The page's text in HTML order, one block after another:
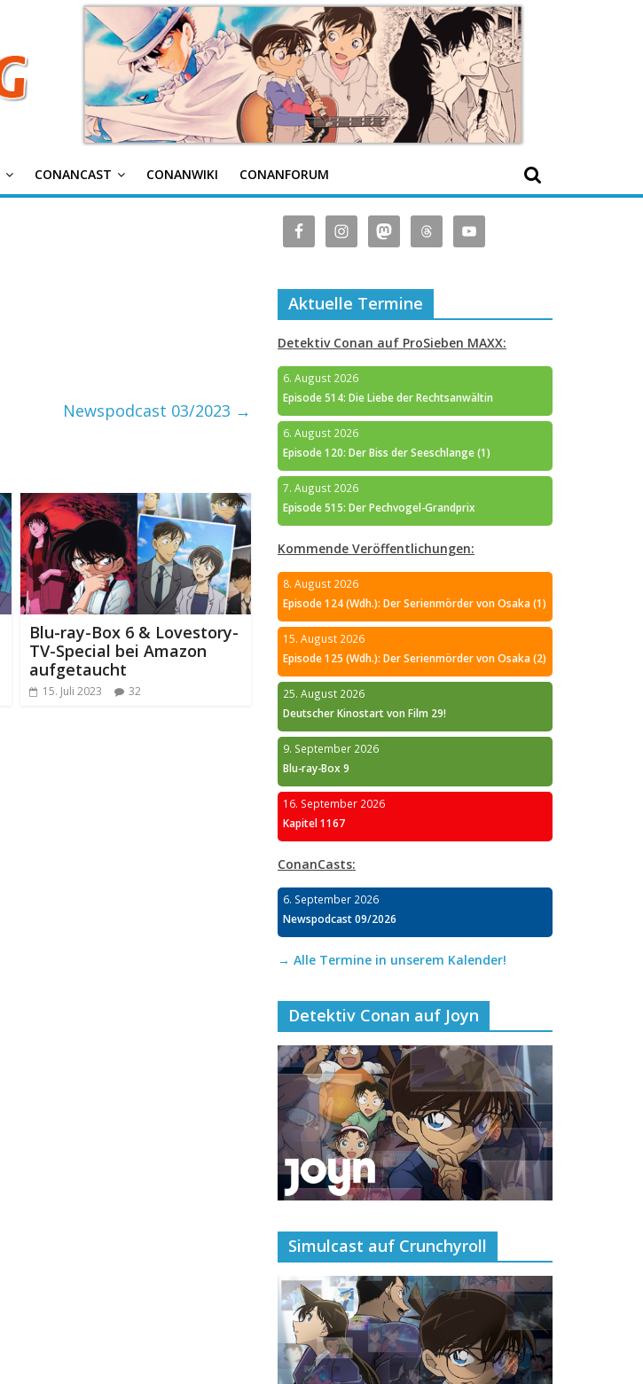
CONANCAST CONANWIKI CONANFORUM
Newspodcast 03/2023 →
Blu-ray-Box 6 & Lovestory-
TV-Special bei Amazon
aufgetaucht
15. Juli 2023 32
Aktuelle Termine
Detektiv Conan auf ProSieben MAXX:
6. August 2026
Episode 514: Die Liebe der Rechtsanwältin
6. August 2026
Episode 120: Der Biss der Seeschlange (1)
7. August 2026
Episode 515: Der Pechvogel-Grandprix
Kommende Veröffentlichungen:
8. August 2026
Episode 124 (Wdh.): Der Serienmörder von Osaka (1)
15. August 2026
Episode 125 (Wdh.): Der Serienmörder von Osaka (2)
25. August 2026
Deutscher Kinostart von Film 29!
9. September 2026
Blu-ray-Box 9
16. September 2026
Kapitel 1167
ConanCasts:
6. September 2026
Newspodcast 09/2026
→ Alle Termine in unserem Kalender!
Detektiv Conan auf Joyn
Simulcast auf Crunchyroll